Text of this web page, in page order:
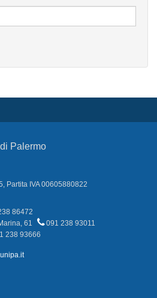
Palermo
Partita IVA 00605880822
86472
61
091 238 93011
238 93666